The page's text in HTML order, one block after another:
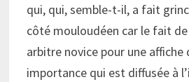
qui, qui, semble-t-il, a fait
côté mouloudéen car le fait
arbitre novice pour une affiche
importance qui est diffusée à